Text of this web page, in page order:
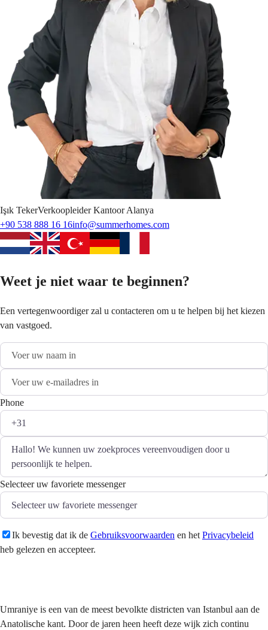
Işık TekerVerkoopleider Kantoor Alanya
+90 538 888 16 16info@summerhomes.com
Weet je niet waar te beginnen?
Een vertegenwoordiger zal u contacteren om u te helpen bij het kiezen
van vastgoed.
Phone
Selecteer uw favoriete messenger
Ik bevestig dat ik de Gebruiksvoorwaarden en het Privacybeleid
heb gelezen en accepteer.
Umraniye is een van de meest bevolkte districten van Istanbul aan de
Anatolische kant. Door de jaren heen heeft deze wijk zich continu